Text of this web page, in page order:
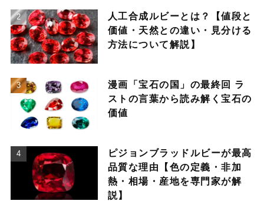
人工合成ルビーとは？【値段と
価値・天然との違い・見分ける
方法について解説】
漫画「宝石の国」の最終回 ラ
ストの言葉から読み解く宝石の
価値
ピジョンブラッドルビーが最高
品質な理由【色の定義・非加
熱・相場・産地を専門家が解
説】